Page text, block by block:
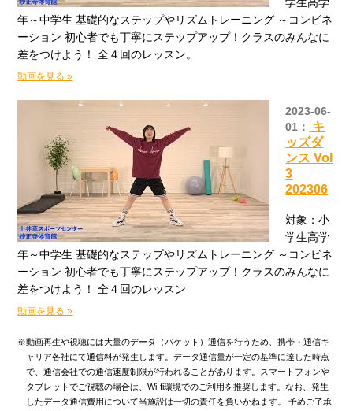
年～中学生 基礎的なステップやリズムトレーニング ～コンビネ
ーション 初心者でも丁寧にステップアップ！クラスのみんなに
差をつけよう！ 全４回のレッスン。
動画を見る »
2023-06-
01：
キ
ッズダ
ンス Vol
3
202306
対象：小
学生高学
年～中学生 基礎的なステップやリズムトレーニング ～コンビネ
ーション 初心者でも丁寧にステップアップ！クラスのみんなに
差をつけよう！ 全４回のレッスン
動画を見る »
※動画再生や視聴には大量のデータ（パケット）通信を行うため、携帯・通信キ
ャリア各社にて通信料が発生します。データ通信量が一定の基準に達した時点
で、通信会社での通信速度制限が行われることがあります。スマートフォンや
タブレットでご視聴の場合は、Wi-fi環境でのご利用を推奨します。なお、発生
したデータ通信費用について当施設は一切の責任を負いかねます。 予めご了承